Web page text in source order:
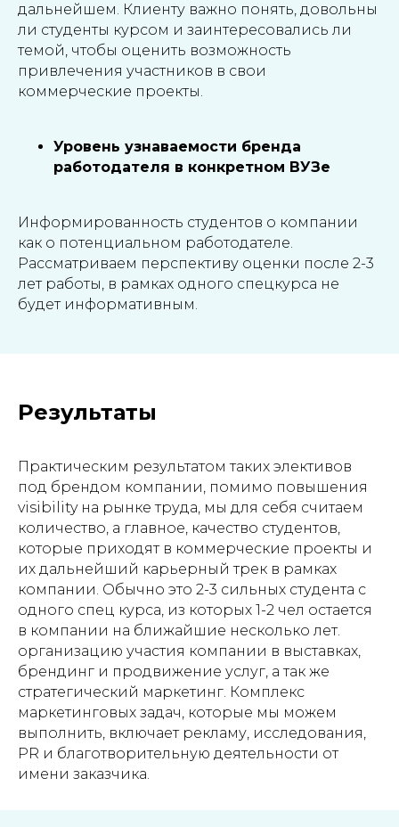
дальнейшем. Клиенту важно понять, довольны
ли студенты курсом и заинтересовались ли
темой, чтобы оценить возможность
привлечения участников в свои
коммерческие проекты.
Уровень узнаваемости бренда
работодателя в конкретном ВУЗе
Информированность студентов о компании
как о потенциальном работодателе.
Рассматриваем перспективу оценки после 2-3
лет работы, в рамках одного спецкурса не
будет информативным.
Результаты
Практическим результатом таких элективов
под брендом компании, помимо повышения
visibility на рынке труда, мы для себя считаем
количество, а главное, качество студентов,
которые приходят в коммерческие проекты и
их дальнейший карьерный трек в рамках
компании. Обычно это 2-3 сильных студента с
одного спец курса, из которых 1-2 чел остается
в компании на ближайшие несколько лет.
организацию участия компании в выставках,
брендинг и продвижение услуг, а так же
стратегический маркетинг. Комплекс
маркетинговых задач, которые мы можем
выполнить, включает рекламу, исследования,
PR и благотворительную деятельности от
имени заказчика.